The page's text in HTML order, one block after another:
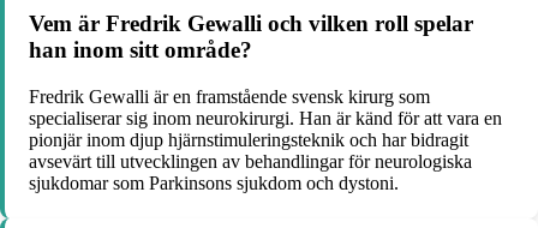
Vem är Fredrik Gewalli och vilken roll spelar
han inom sitt område?
Fredrik Gewalli är en framstående svensk kirurg som
specialiserar sig inom neurokirurgi. Han är känd för att vara en
pionjär inom djup hjärnstimuleringsteknik och har bidragit
avsevärt till utvecklingen av behandlingar för neurologiska
sjukdomar som Parkinsons sjukdom och dystoni.